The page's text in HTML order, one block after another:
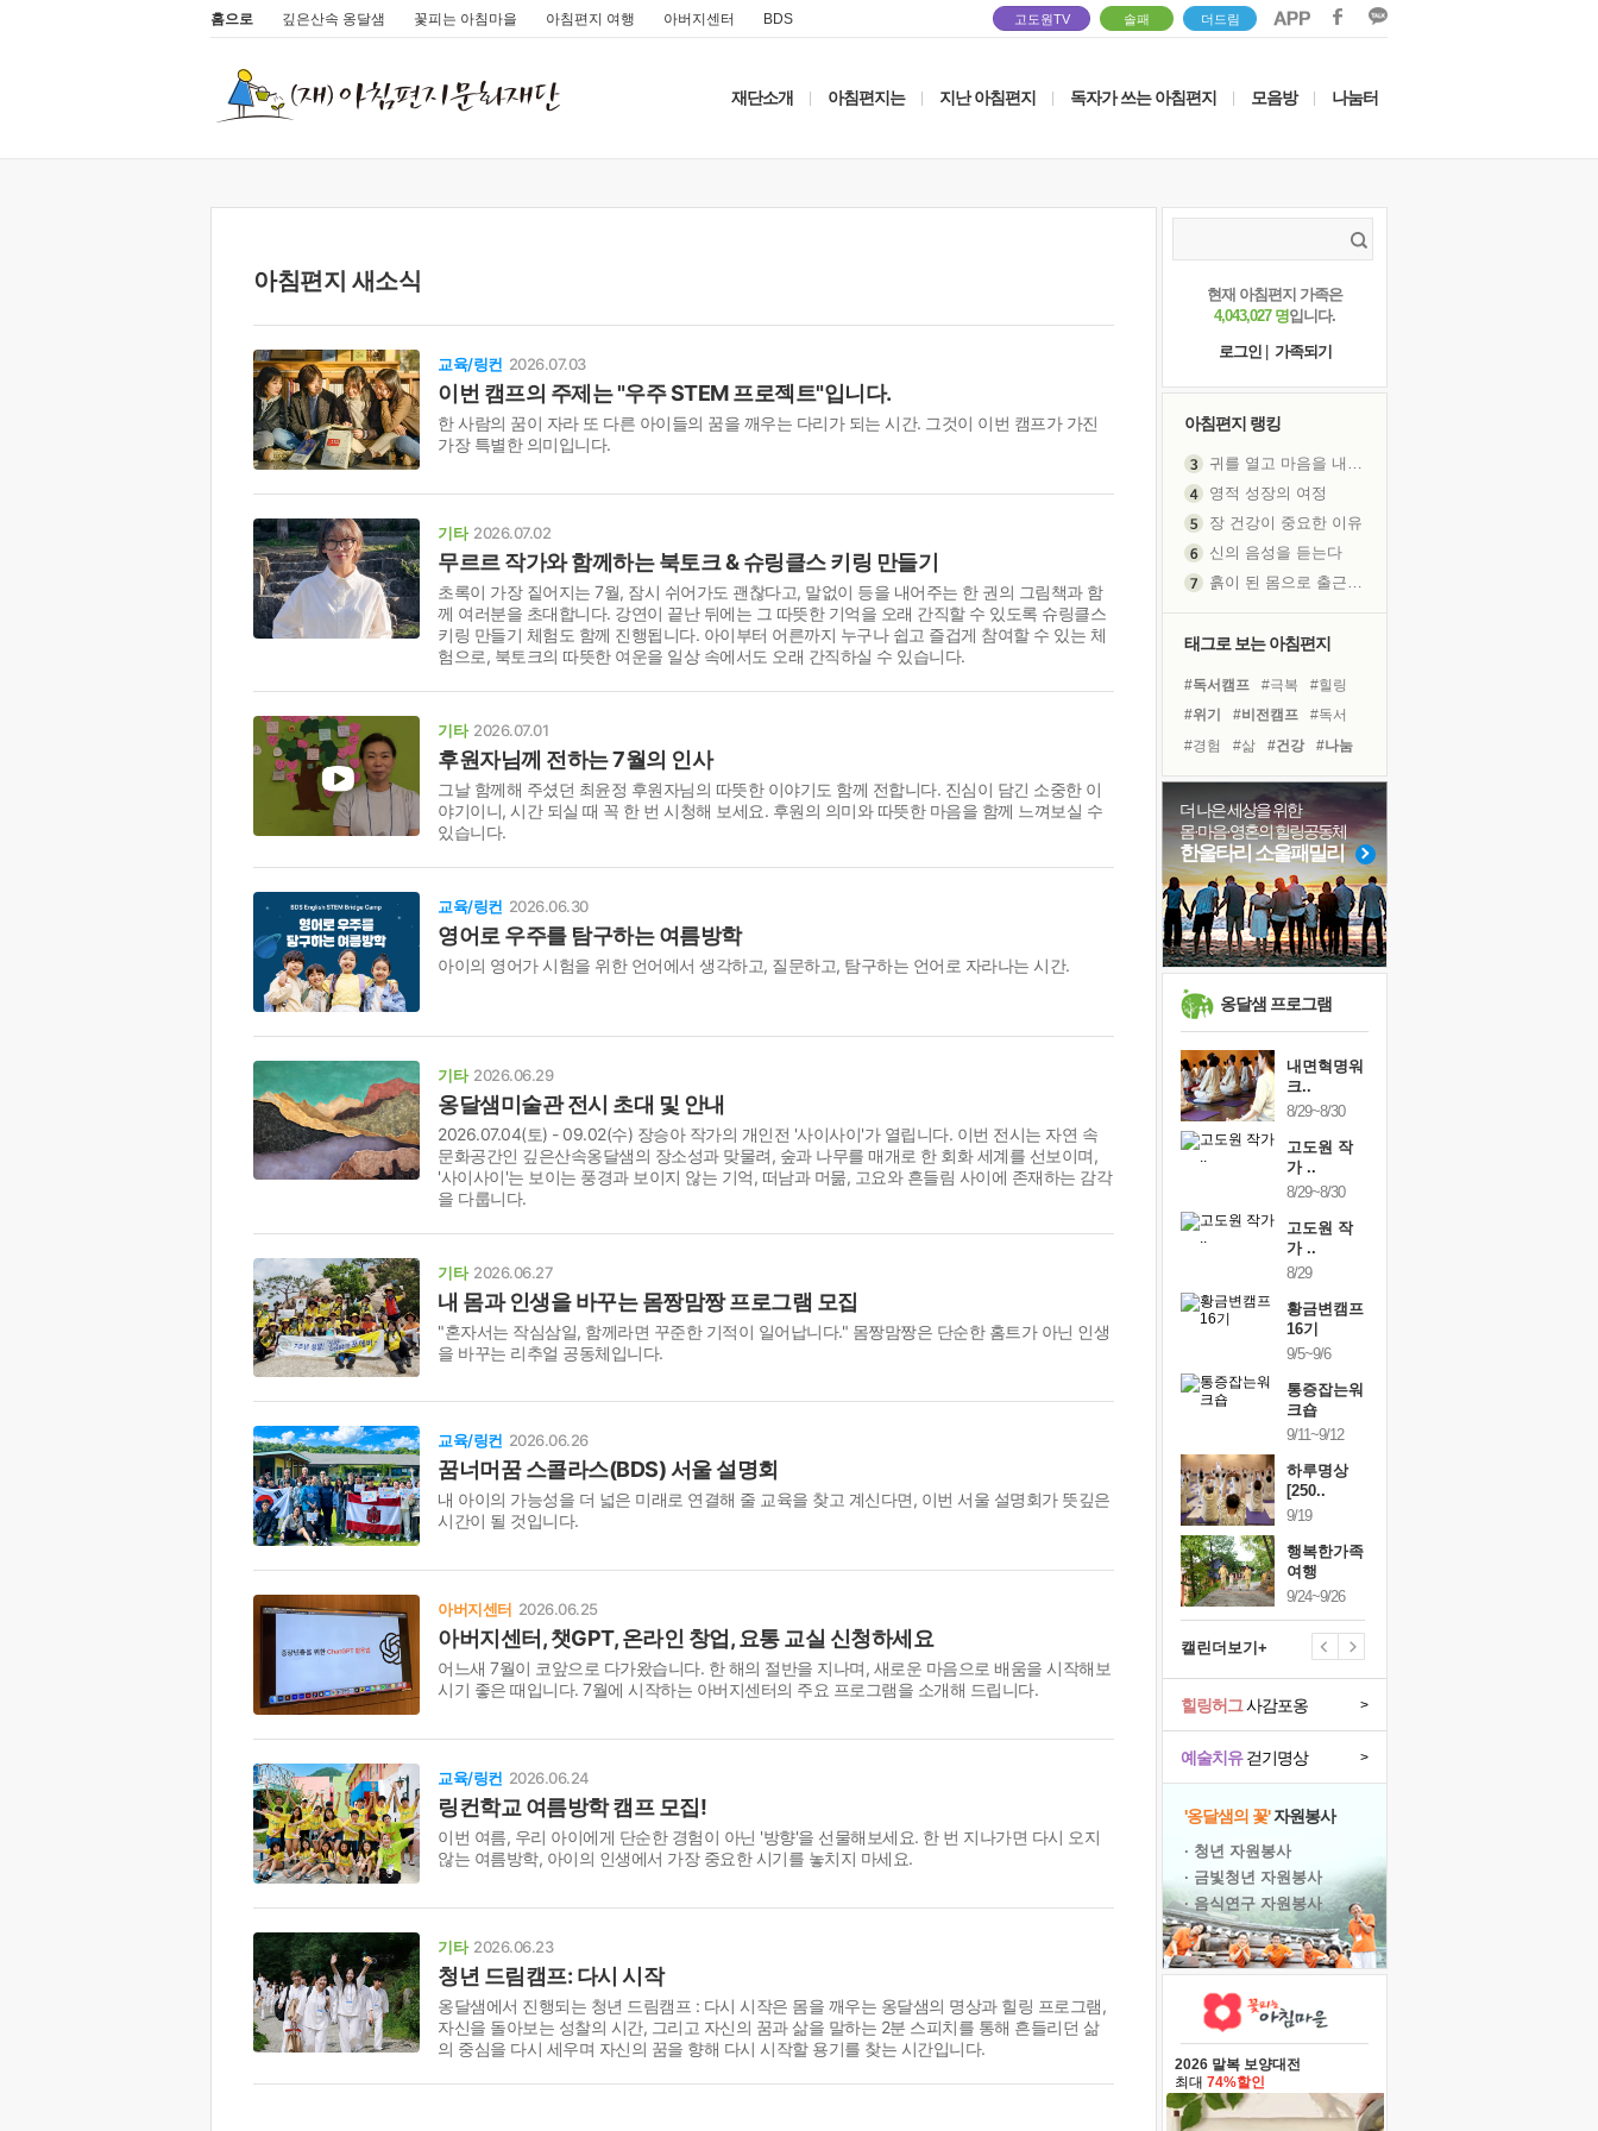
홈으로 깊은산속 옹달샘 꽃피는 아침마을 아침편지 여행 아버지센터 BDS 고도원TV 솔패 더드림
재단소개 아침편지는 지난 아침편지 독자가 쓰는 아침편지 모음방 나눔터
아침편지 새소식
교육/링컨 2026.07.03
이번 캠프의 주제는 "우주 STEM 프로젝트"입니다.
한 사람의 꿈이 자라 또 다른 아이들의 꿈을 깨우는 다리가 되는 시간. 그것이 이번 캠프가 가진
가장 특별한 의미입니다.
기타 2026.07.02
무르르 작가와 함께하는 북토크 & 슈링클스 키링 만들기
초록이 가장 짙어지는 7월, 잠시 쉬어가도 괜찮다고, 말없이 등을 내어주는 한 권의 그림책과 함
께 여러분을 초대합니다. 강연이 끝난 뒤에는 그 따뜻한 기억을 오래 간직할 수 있도록 슈링클스
키링 만들기 체험도 함께 진행됩니다. 아이부터 어른까지 누구나 쉽고 즐겁게 참여할 수 있는 체
험으로, 북토크의 따뜻한 여운을 일상 속에서도 오래 간직하실 수 있습니다.
기타 2026.07.01
후원자님께 전하는 7월의 인사
그날 함께해 주셨던 최윤정 후원자님의 따뜻한 이야기도 함께 전합니다. 진심이 담긴 소중한 이
야기이니, 시간 되실 때 꼭 한 번 시청해 보세요. 후원의 의미와 따뜻한 마음을 함께 느껴보실 수
있습니다.
교육/링컨 2026.06.30
영어로 우주를 탐구하는 여름방학
아이의 영어가 시험을 위한 언어에서 생각하고, 질문하고, 탐구하는 언어로 자라나는 시간.
기타 2026.06.29
옹달샘미술관 전시 초대 및 안내
2026.07.04(토) - 09.02(수) 장승아 작가의 개인전 '사이사이'가 열립니다. 이번 전시는 자연 속
문화공간인 깊은산속옹달샘의 장소성과 맞물려, 숲과 나무를 매개로 한 회화 세계를 선보이며,
'사이사이'는 보이는 풍경과 보이지 않는 기억, 떠남과 머묾, 고요와 흔들림 사이에 존재하는 감각
을 다룹니다.
기타 2026.06.27
내 몸과 인생을 바꾸는 몸짱맘짱 프로그램 모집
"혼자서는 작심삼일, 함께라면 꾸준한 기적이 일어납니다." 몸짱맘짱은 단순한 홈트가 아닌 인생
을 바꾸는 리추얼 공동체입니다.
교육/링컨 2026.06.26
꿈너머꿈 스콜라스(BDS) 서울 설명회
내 아이의 가능성을 더 넓은 미래로 연결해 줄 교육을 찾고 계신다면, 이번 서울 설명회가 뜻깊은
시간이 될 것입니다.
아버지센터 2026.06.25
아버지센터, 챗GPT, 온라인 창업, 요통 교실 신청하세요
어느새 7월이 코앞으로 다가왔습니다. 한 해의 절반을 지나며, 새로운 마음으로 배움을 시작해보
시기 좋은 때입니다. 7월에 시작하는 아버지센터의 주요 프로그램을 소개해 드립니다.
교육/링컨 2026.06.24
링컨학교 여름방학 캠프 모집!
이번 여름, 우리 아이에게 단순한 경험이 아닌 '방향'을 선물해보세요. 한 번 지나가면 다시 오지
않는 여름방학, 아이의 인생에서 가장 중요한 시기를 놓치지 마세요.
기타 2026.06.23
청년 드림캠프: 다시 시작
옹달샘에서 진행되는 청년 드림캠프 : 다시 시작은 몸을 깨우는 옹달샘의 명상과 힐링 프로그램,
자신을 돌아보는 성찰의 시간, 그리고 자신의 꿈과 삶을 말하는 2분 스피치를 통해 흔들리던 삶
의 중심을 다시 세우며 자신의 꿈을 향해 다시 시작할 용기를 찾는 시간입니다.
현재 아침편지 가족은
4,043,027 명입니다.
로그인
가족되기
아침편지 랭킹
귀를 열고 마음을 내어주고
영적 성장의 여정
장 건강이 중요한 이유
신의 음성을 듣는다
흙이 된 몸으로 출근하는 여자
졸업식 사진을 보며
극심한 변비, 어깨결림, 수면 장애
아픈 아버지를 위한 공간 설계
슬럼프
보고 싶은 어머니
유년 시절의 부산 영도 바다
못된 꼰대들
희망이란
'모른다'는 것
태그로 보는 아침편지
#독서캠프 #극복
#힐링
#위기
#비전캠프
#독서
#경험
#삶 #건강
#나눔
#바이러스
#계획
#유튜브
#도움
#면역력
#아이들
#선택
#명상
#희망
#사람 #리더
더 나은 세상을 위한
몸·마음·영혼의 힐링공동체
한울타리 소울패밀리
옹달샘 프로그램
내면혁명워
크..
크숍
내면혁명워
크..
8/29~8/30
고도원 작
가 ..
8/29~8/30
고도원 작
가 ..
8/29
황금변캠프
16기
9/5~9/6
통증잡는워
크숍
9/11~9/12
하루명상
[250..
9/19
행복한가족
여행
9/24~9/26
캘린더보기+
예술치유걷기명상 >
힐링허그사감포옹 >
'옹달샘의 꽃'자원봉사
· 청년 자원봉사
· 금빛청년 자원봉사
· 음식연구 자원봉사
2026 말복 보양대전
최대 74%할인